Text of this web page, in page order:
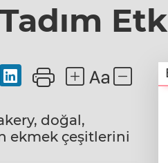
doğal,
ekmek çeşitlerini